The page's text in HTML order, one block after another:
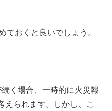
ておくと良いでしょう。
く場合、一時的に火災報
えられます。しかし、こ